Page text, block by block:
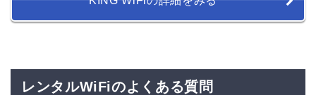
レンタルWiFiのよくある質問